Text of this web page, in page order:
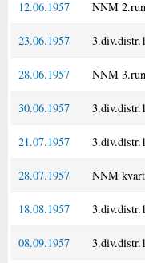
12.06.1957 NNM
23.06.1957
28.06.1957 NNM
30.06.1957
21.07.1957
28.07.1957 NNM
18.08.1957
08.09.1957